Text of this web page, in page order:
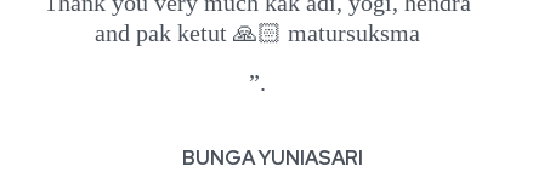
and pak ketut 🙏🏻 matursuksma
”.
BUNGA YUNIASARI